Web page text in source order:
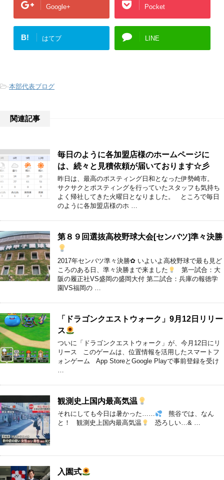
Google+ Pocket
B! はてブ LINE
-本部代表ブログ
関連記事
毎日のように各加盟店様のホームページに
は、続々と見積依頼が届いております☆彡
昨日は、最高のポスティング日和となった伊勢崎市。
サクサクとポスティングを行っていたスタッフも気持ち
よく帰社してきた火曜日となりました。 ところで毎日
のように各加盟店様のホ …
第８９回選抜高校野球大会[センバツ]準々決勝
2017年センバツ準々決勝✿ いよいよ高校野球で最も見ど
ころのある日、準々決勝まで来ました
第一試合：大
阪の履正社VS盛岡の盛岡大付 第二試合：兵庫の報徳学
園VS福岡の …
「ドラゴンクエストウォーク」9月12日リリー
ス
ついに「ドラゴンクエストウォーク」が、今月12日にリ
リース このゲームは、位置情報を活用したスマートフ
ォンゲーム App StoreとGoogle Playで事前登録を受け
…
観測史上国内最高気温
それにしても今日は暑かった……
熊谷では、なん
と！ 観測史上国内最高気温
恐ろしい…& …
入園式